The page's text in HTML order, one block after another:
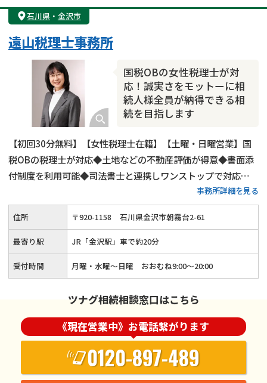
石川県 ・ 金沢市
国税OBの女性税理士が対
応！誠実さをモットーに相
続人様全員が納得できる相
続を目指します
遠山税理士事務所
【初回30分無料】【女性税理士在籍】【土曜・日曜営業】国
税OBの税理士が対応◆土地などの不動産評価が得意◆書面添
付制度を利用可能◆司法書士と連携しワンストップで対応
◆「誠実さ」をモットーにお客様とほかの相続人様が納得でき
る相続税申告を行っています。
事務所詳細を見る
住所 〒920-1158 石川県金沢市朝霧台2-61
最寄り駅 JR「金沢駅」車で約20分
受付時間 月曜・水曜～日曜 おおむね9:00〜20:00
ツナグ相続相談窓口はこちら
《現在営業中》お電話繋がります
0120-897-489